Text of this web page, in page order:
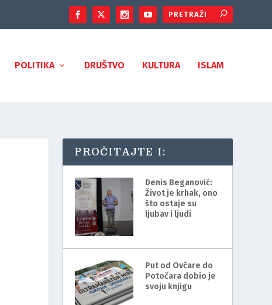
POLITIKA DRUŠTVO KULTURA ISLAM
PROČITAJTE I:
Denis Beganović:
Život je krhak, ono
što ostaje su
ljubav i ljudi
Put od Ovčare do
Potočara dobio je
svoju knjigu